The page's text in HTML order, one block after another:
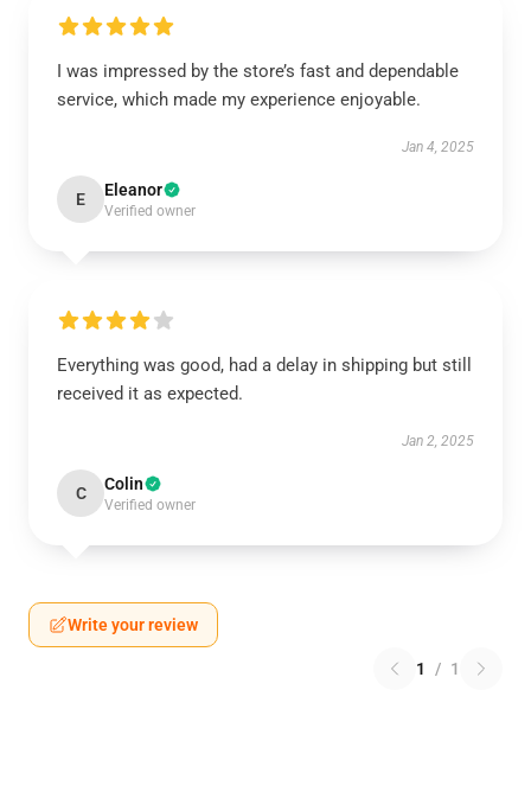
I was impressed by the store’s fast and dependable
service, which made my experience enjoyable.
Jan 4, 2025
E Eleanor
Verified owner
Everything was good, had a delay in shipping but still
received it as expected.
Jan 2, 2025
C Colin
Verified owner
Write your review
1 / 1